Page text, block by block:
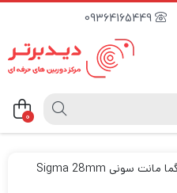
09364165449
0
لنز سیگما مانت سونی Sigma 28mm